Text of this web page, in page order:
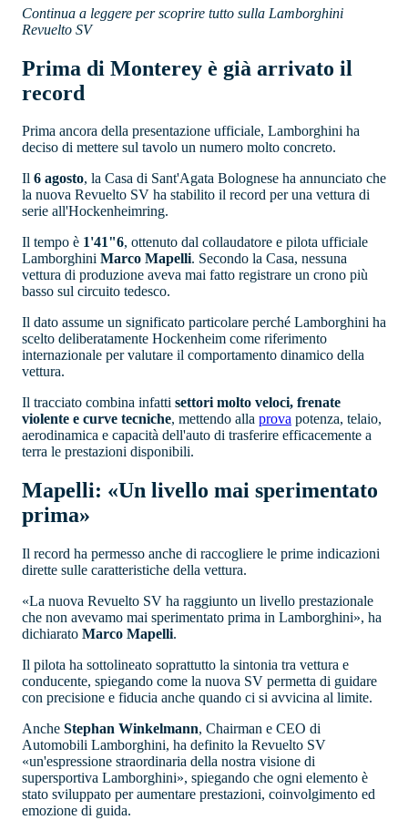
Continua a leggere per scoprire tutto sulla Lamborghini
Revuelto SV
Prima di Monterey è già arrivato il
record
Prima ancora della presentazione ufficiale, Lamborghini ha
deciso di mettere sul tavolo un numero molto concreto.
Il 6 agosto, la Casa di Sant'Agata Bolognese ha annunciato che
la nuova Revuelto SV ha stabilito il record per una vettura di
serie all'Hockenheimring.
Il tempo è 1'41"6, ottenuto dal collaudatore e pilota ufficiale
Lamborghini Marco Mapelli. Secondo la Casa, nessuna
vettura di produzione aveva mai fatto registrare un crono più
basso sul circuito tedesco.
Il dato assume un significato particolare perché Lamborghini ha
scelto deliberatamente Hockenheim come riferimento
internazionale per valutare il comportamento dinamico della
vettura.
Il tracciato combina infatti settori molto veloci, frenate
violente e curve tecniche, mettendo alla prova potenza, telaio,
aerodinamica e capacità dell'auto di trasferire efficacemente a
terra le prestazioni disponibili.
Mapelli: «Un livello mai sperimentato
prima»
Il record ha permesso anche di raccogliere le prime indicazioni
dirette sulle caratteristiche della vettura.
«La nuova Revuelto SV ha raggiunto un livello prestazionale
che non avevamo mai sperimentato prima in Lamborghini», ha
dichiarato Marco Mapelli.
Il pilota ha sottolineato soprattutto la sintonia tra vettura e
conducente, spiegando come la nuova SV permetta di guidare
con precisione e fiducia anche quando ci si avvicina al limite.
Anche Stephan Winkelmann, Chairman e CEO di
Automobili Lamborghini, ha definito la Revuelto SV
«un'espressione straordinaria della nostra visione di
supersportiva Lamborghini», spiegando che ogni elemento è
stato sviluppato per aumentare prestazioni, coinvolgimento ed
emozione di guida.